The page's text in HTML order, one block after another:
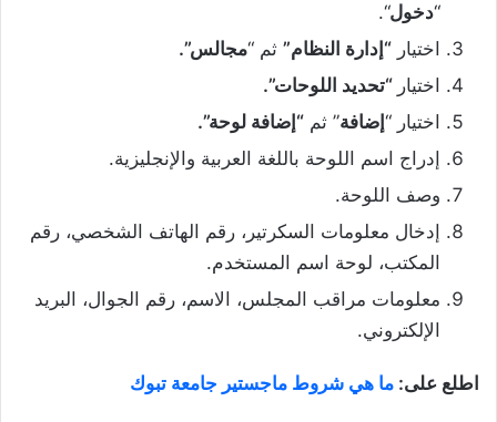
“دخول“.
اختيار “إدارة النظام” ثم “مجالس”.
اختيار “تحديد اللوحات”.
اختيار “إضافة” ثم “إضافة لوحة”.
إدراج اسم اللوحة باللغة العربية والإنجليزية.
وصف اللوحة.
إدخال معلومات السكرتير، رقم الهاتف الشخصي، رقم
المكتب، لوحة اسم المستخدم.
معلومات مراقب المجلس، الاسم، رقم الجوال، البريد
الإلكتروني.
اطلع على: ما هي شروط ماجستير جامعة تبوك